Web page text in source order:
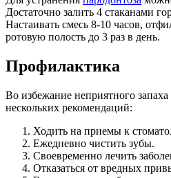
Достаточно залить 4 стаканами
Настаивать смесь 8-10 часов,
ротовую полость до 3 раз в день.
Профилактика
Во избежание неприятного
нескольких рекомендаций:
Ходить на приемы к
Ежедневно чистить зубы.
Своевременно лечить
Отказаться от вредных